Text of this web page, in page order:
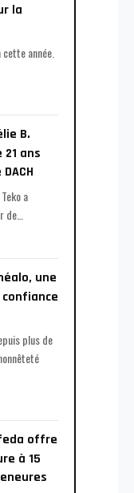
la
année.
B.
ans
a
de…
une
plus de
offre
à 15